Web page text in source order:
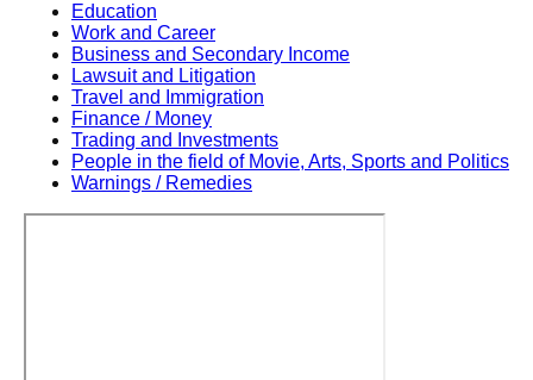
Education
Work and Career
Business and Secondary Income
Lawsuit and Litigation
Travel and Immigration
Finance / Money
Trading and Investments
People in the field of Movie, Arts, Sports and Politics
Warnings / Remedies